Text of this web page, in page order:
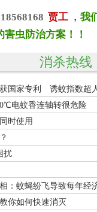
贾工 ， 我
虫防治方案！！
消杀热线
国家专利 诱蚊指数超
电蚊香连轴转很危险
时使用
扰
：蚊蝇纷飞导致每年经
你如何快速消灭